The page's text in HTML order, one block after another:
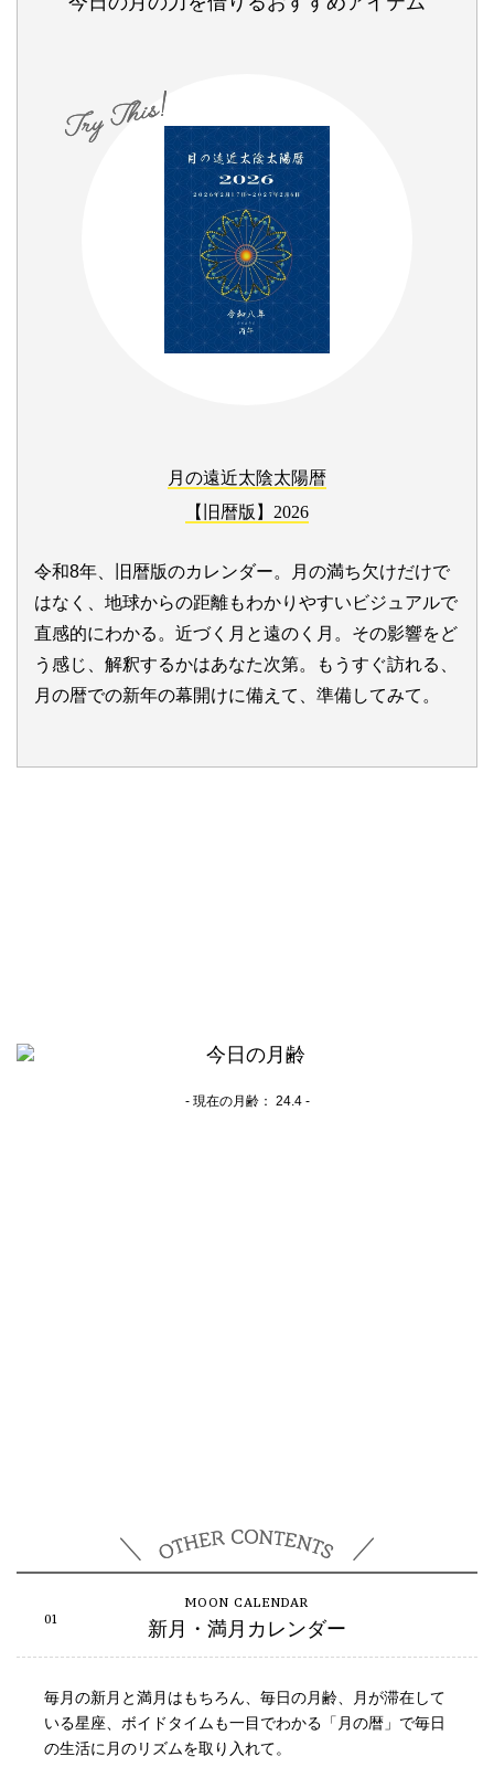
月の遠近太陰太陽暦
【旧暦版】2026
令和8年、旧暦版のカレンダー。月の満ち欠けだけで
はなく、地球からの距離もわかりやすいビジュアルで
直感的にわかる。近づく月と遠のく月。その影響をど
う感じ、解釈するかはあなた次第。もうすぐ訪れる、
月の暦での新年の幕開けに備えて、準備してみて。
- 現在の月齢： 24.4 -
新月・満月カレンダー
毎月の新月と満月はもちろん、毎日の月齢、月が滞在して
いる星座、ボイドタイムも一目でわかる「月の暦」で毎日
の生活に月のリズムを取り入れて。